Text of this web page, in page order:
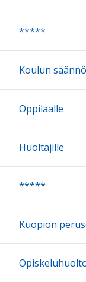
*****
Koulun
Oppilaalle
Huoltajille
*****
Kuopion